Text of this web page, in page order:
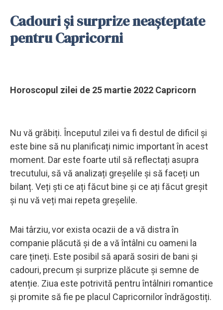
Cadouri și surprize neașteptate
pentru Capricorni
Horoscopul zilei de 25 martie 2022 Capricorn
Nu vă grăbiți. Începutul zilei va fi destul de dificil și
este bine să nu planificați nimic important în acest
moment. Dar este foarte util să reflectați asupra
trecutului, să vă analizați greșelile și să faceți un
bilanț. Veți ști ce ați făcut bine și ce ați făcut greșit
și nu vă veți mai repeta greșelile.
Mai târziu, vor exista ocazii de a vă distra în
companie plăcută și de a vă întâlni cu oameni la
care țineți. Este posibil să apară sosiri de bani și
cadouri, precum și surprize plăcute și semne de
atenție. Ziua este potrivită pentru întâlniri romantice
și promite să fie pe placul Capricornilor îndrăgostiți.